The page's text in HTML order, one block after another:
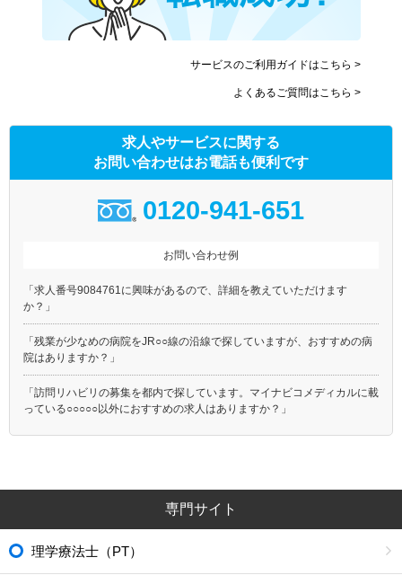
サービスのご利用ガイドはこちら >
よくあるご質問はこちら >
求人やサービスに関する
お問い合わせはお電話も便利です
0120-941-651
お問い合わせ例
「求人番号9084761に興味があるので、詳細を教えていただけます
か？」
「残業が少なめの病院をJR○○線の沿線で探していますが、おすすめの病
院はありますか？」
「訪問リハビリの募集を都内で探しています。マイナビコメディカルに載
っている○○○○○以外におすすめの求人はありますか？」
専門サイト
理学療法士（PT）